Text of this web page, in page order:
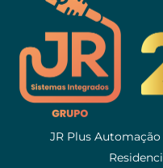
JR Plus